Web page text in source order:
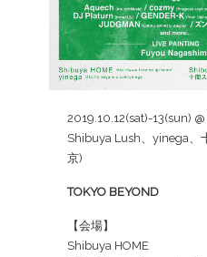
2019.10.12(sat)-13(sun) @
Shibuya Lush、yinega、
京)
TOKYO BEYOND
【会場】
Shibuya HOME